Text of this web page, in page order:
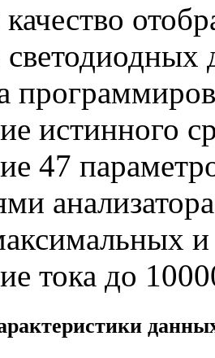
истинного
47
тока до